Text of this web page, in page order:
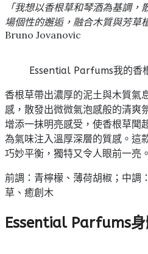
「我想以香根草和琴酒為基調
場個性的邂逅，融合木質與芳草
Bruno Jovanovic
Essential Parfums我的香
香根草帶出濃厚的泥土與木質氣
感，散發出微微氣泡感般的清爽
增添一抹明亮感受，使香根草聞
為氣味注入溫厚深層的質感。這
巧妙平衡，獨特又令人眼前一亮。
前調：青檸檬、薄荷胡椒；中調
草、癒創木
Essential Parfums身